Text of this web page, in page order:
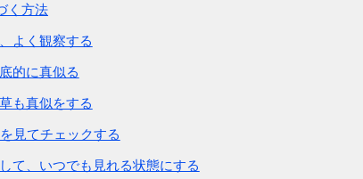
く方法
よく観察する
的に真似る
も真似をする
見てチェックする
て、いつでも見れる状態にする